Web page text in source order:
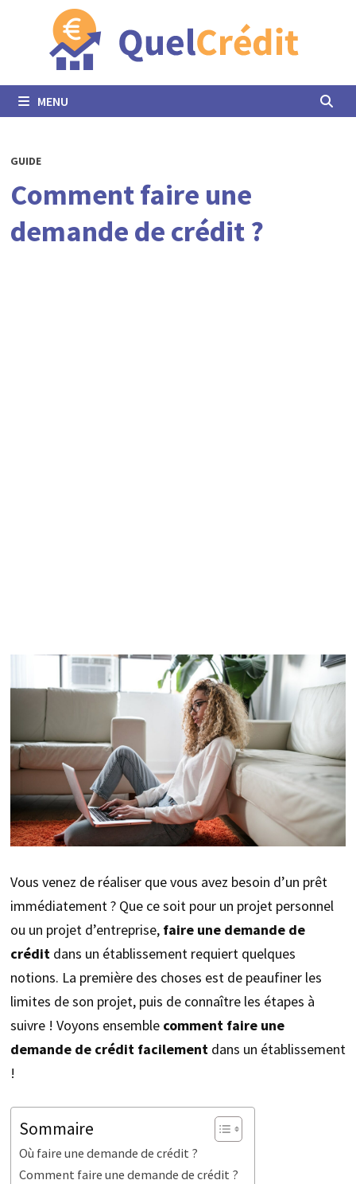
MENU
GUIDE
Comment faire une
demande de crédit ?
Vous venez de réaliser que vous avez besoin d’un prêt
immédiatement ? Que ce soit pour un projet personnel
ou un projet d’entreprise, faire une demande de
crédit dans un établissement requiert quelques
notions. La première des choses est de peaufiner les
limites de son projet, puis de connaître les étapes à
suivre ! Voyons ensemble comment faire une
demande de crédit facilementdans un établissement
!
Sommaire
Où faire une demande de crédit ?
Comment faire une demande de crédit ?